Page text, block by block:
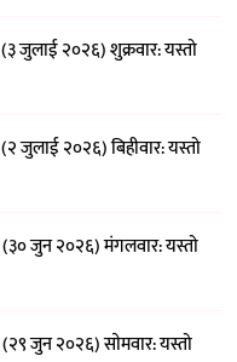
जुलाई २०२६) शुक्रवार: यस्तो
२०२६) बिहीवार: यस्तो
जुन २०२६) मंगलवार: यस्तो
जुन २०२६) साेमवार: यस्तो